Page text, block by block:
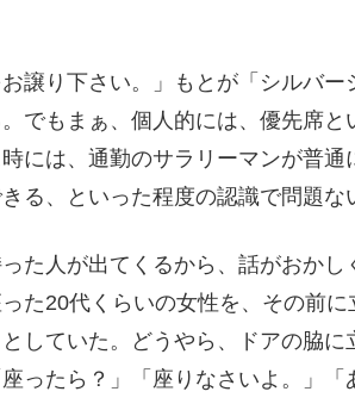
譲り下さい。」もとが「シルバ
でもまぁ、個人的には、優先席
には、通勤のサラリーマンが普
る、といった程度の認識で問題な
た人が出てくるから、話がおかし
た20代くらいの女性を、その前
していた。どうやら、ドアの脇
ったら？」「座りなさいよ。」